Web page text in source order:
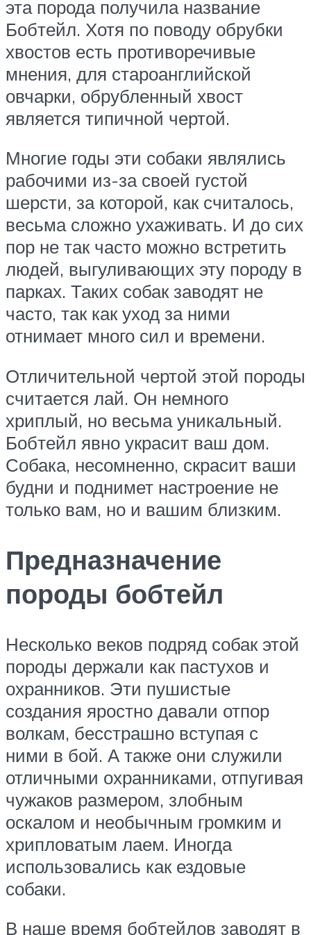
эта порода получила название
Бобтейл. Хотя по поводу обрубки
хвостов есть противоречивые
мнения, для староанглийской
овчарки, обрубленный хвост
является типичной чертой.
Многие годы эти собаки являлись
рабочими из-за своей густой
шерсти, за которой, как считалось,
весьма сложно ухаживать. И до сих
пор не так часто можно встретить
людей, выгуливающих эту породу в
парках. Таких собак заводят не
часто, так как уход за ними
отнимает много сил и времени.
Отличительной чертой этой породы
считается лай. Он немного
хриплый, но весьма уникальный.
Бобтейл явно украсит ваш дом.
Собака, несомненно, скрасит ваши
будни и поднимет настроение не
только вам, но и вашим близким.
Предназначение
породы бобтейл
Несколько веков подряд собак этой
породы держали как пастухов и
охранников. Эти пушистые
создания яростно давали отпор
волкам, бесстрашно вступая с
ними в бой. А также они служили
отличными охранниками, отпугивая
чужаков размером, злобным
оскалом и необычным громким и
хрипловатым лаем. Иногда
использовались как ездовые
собаки.
В наше время бобтейлов заводят в